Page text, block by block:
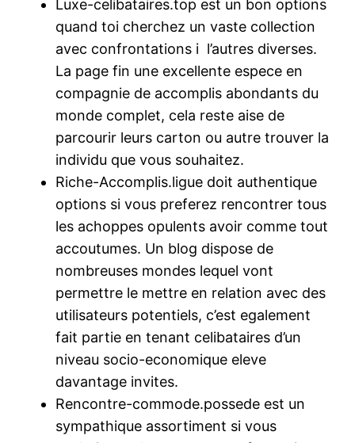
Luxe-celibataires.top est un bon options
quand toi cherchez un vaste collection
avec confrontations i l’autres diverses.
La page fin une excellente espece en
compagnie de accomplis abondants du
monde complet, cela reste aise de
parcourir leurs carton ou autre trouver la
individu que vous souhaitez.
Riche-Accomplis.ligue doit authentique
options si vous preferez rencontrer tous
les achoppes opulents avoir comme tout
accoutumes. Un blog dispose de
nombreuses mondes lequel vont
permettre le mettre en relation avec des
utilisateurs potentiels, c’est egalement
fait partie en tenant celibataires d’un
niveau socio-economique eleve
davantage invites.
Rencontre-commode.possede est un
sympathique assortiment si vous